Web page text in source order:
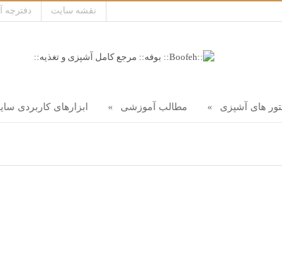
دفترچه نقشه سایت
های آشپزی مطالب آموزشی ابزارهای کاربردی